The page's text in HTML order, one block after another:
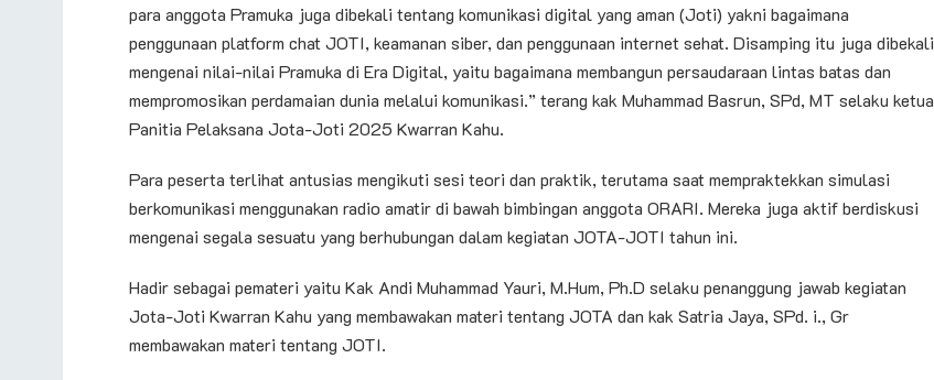
para anggota Pramuka juga dibekali tentang komunikasi digital yang aman (Joti) yakni bagaimana
penggunaan platform chat JOTI, keamanan siber, dan penggunaan internet sehat. Disamping itu juga dibekali
mengenai nilai-nilai Pramuka di Era Digital, yaitu bagaimana membangun persaudaraan lintas batas dan
mempromosikan perdamaian dunia melalui komunikasi.” terang kak Muhammad Basrun, SPd, MT selaku ketua
Panitia Pelaksana Jota-Joti 2025 Kwarran Kahu.
​Para peserta terlihat antusias mengikuti sesi teori dan praktik, terutama saat mempraktekkan simulasi
berkomunikasi menggunakan radio amatir di bawah bimbingan anggota ORARI. Mereka juga aktif berdiskusi
mengenai segala sesuatu yang berhubungan dalam kegiatan JOTA-JOTI tahun ini.
Hadir sebagai pemateri yaitu Kak Andi Muhammad Yauri, M.Hum, Ph.D selaku penanggung jawab kegiatan
Jota-Joti Kwarran Kahu yang membawakan materi tentang JOTA dan kak Satria Jaya, SPd. i., Gr
membawakan materi tentang JOTI.